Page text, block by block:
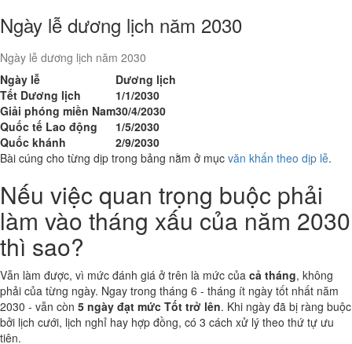
Ngày lễ dương lịch năm 2030
Ngày lễ dương lịch năm 2030
Ngày lễ
Dương lịch
Tết Dương lịch
1/1/2030
Giải phóng miền Nam30/4/2030
Quốc tế Lao động
1/5/2030
Quốc khánh
2/9/2030
Bài cúng cho từng dịp trong bảng nằm ở mục văn khấn theo dịp lễ.
Nếu việc quan trọng buộc phải
làm vào tháng xấu của năm 2030
thì sao?
Vẫn làm được, vì mức đánh giá ở trên là mức của cả tháng, không
phải của từng ngày. Ngay trong tháng 6 - tháng ít ngày tốt nhất năm
2030 - vẫn còn 5 ngày đạt mức Tốt trở lên. Khi ngày đã bị ràng buộc
bởi lịch cưới, lịch nghỉ hay hợp đồng, có 3 cách xử lý theo thứ tự ưu
tiên.